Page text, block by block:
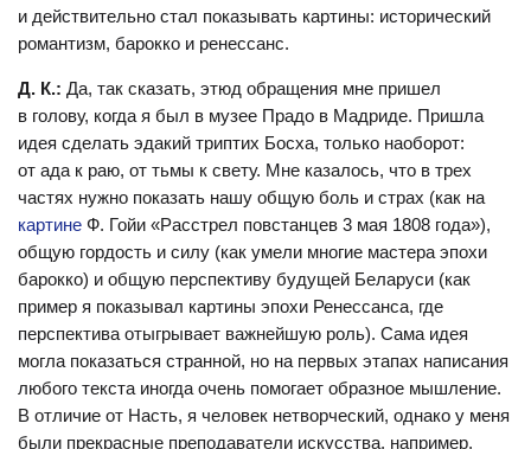
Денис Кучинский(далее по тексту — Д.К.) — старший
специалист по международным отношениям Офиса
программы Дипломатии Университета Витовта Великого
(Каунас, Литва). Ранее работал в сфере бизнес-
консалтинга по коммуникационным стратегиям. Принимал
участие в реализации белорусских гражданских инициатив
и кампаний.
Денис Кучинский (слева). Фото предоставлено командой Светланы
Тихановской. Автор: Павел Кричко
и действительно стал показывать картины: исторический
романтизм, барокко и ренессанс.
Д. К.: Да, так сказать, этюд обращения мне пришел
в голову, когда я был в музее Прадо в Мадриде. Пришла
идея сделать эдакий триптих Босха, только наоборот:
от ада к раю, от тьмы к свету. Мне казалось, что в трех
частях нужно показать нашу общую боль и страх (как на
картине Ф. Гойи «Расстрел повстанцев 3 мая 1808 года»),
общую гордость и силу (как умели многие мастера эпохи
барокко) и общую перспективу будущей Беларуси (как
пример я показывал картины эпохи Ренессанса, где
перспектива отыгрывает важнейшую роль). Сама идея
могла показаться странной, но на первых этапах написания
любого текста иногда очень помогает образное мышление.
В отличие от Насть, я человек нетворческий, однако у меня
были прекрасные преподаватели искусства, например,